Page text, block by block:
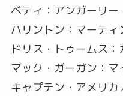
ベティ：アンガーリー
ハリントン：マーティ
ドリス・トゥームス
マック・ガーガン：マ
キャプテン・アメリ